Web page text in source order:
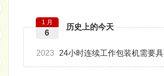
历史上的今天
1 月
6
2023 24小时连续工作包装机需要